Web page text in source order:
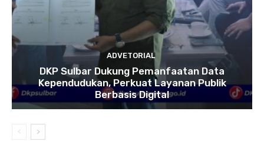
ADVETORIAL
DKP Sulbar Dukung Pemanfaatan Data
Kependudukan, Perkuat Layanan Publik
Berbasis Digital